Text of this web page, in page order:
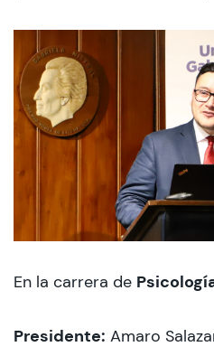
En la carrera de
Presidente: Amaro